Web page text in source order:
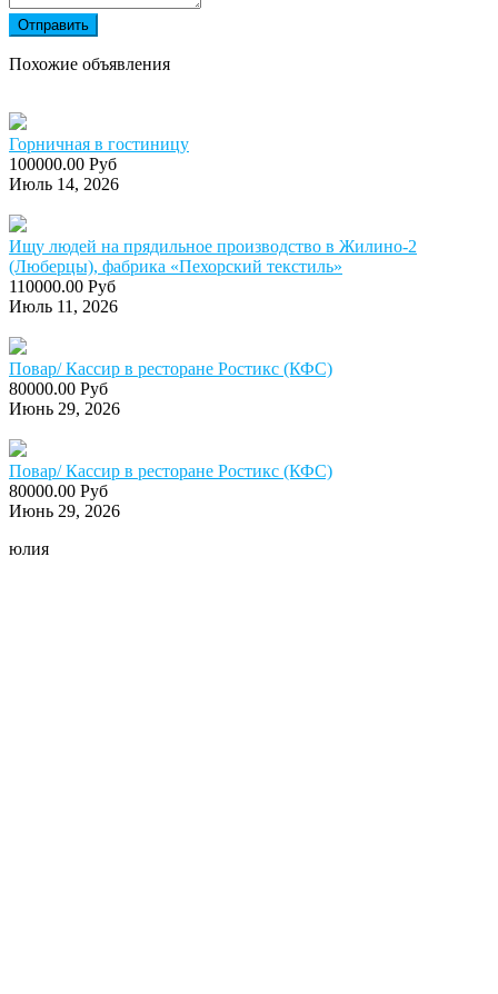
Отправить
Похожие объявления
Горничная в гостиницу
100000.00 Руб
Июль 14, 2026
Ищу людей на прядильное производство в Жилино-2
(Люберцы), фабрика «Пехорский текстиль»
110000.00 Руб
Июль 11, 2026
Повар/ Кассир в ресторане Ростикс (КФС)
80000.00 Руб
Июнь 29, 2026
Повар/ Кассир в ресторане Ростикс (КФС)
80000.00 Руб
Июнь 29, 2026
юлия